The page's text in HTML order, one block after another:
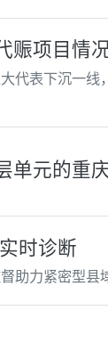
赈项目情
代表下沉一
单元的重
时诊断
助力紧密型